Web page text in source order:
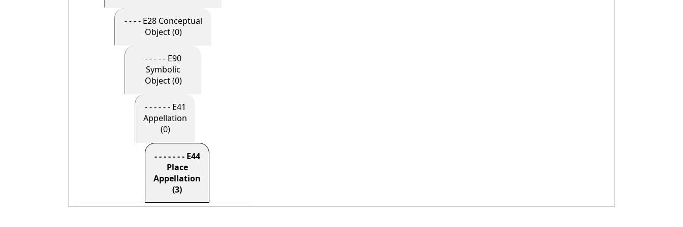
- - - - E28 Conceptual
Object (0)
- - - - - E90
Symbolic
Object (0)
- - - - - - E41
Appellation
(0)
- - - - - - - E44
Place
Appellation
(3)